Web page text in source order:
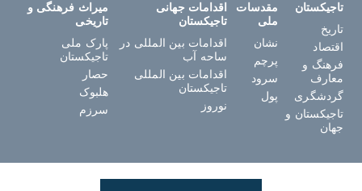
تاجیکستان
تاریخ
اقتصاد
فرهنگ و
معارف
گردشگری
تاجیکستان و
جهان
مقدسات
ملی
نشان
پرچم
سرود
پول
اقدامات جهانی
تاجیکستان
اقدامات بین المللی در
ساحه آب
اقدامات بین المللی
تاجیکستان
نوروز
میراث فرهنگی و
تاریخی
پارک ملی
تاجیکستان
حصار
هلبوک
سرزم